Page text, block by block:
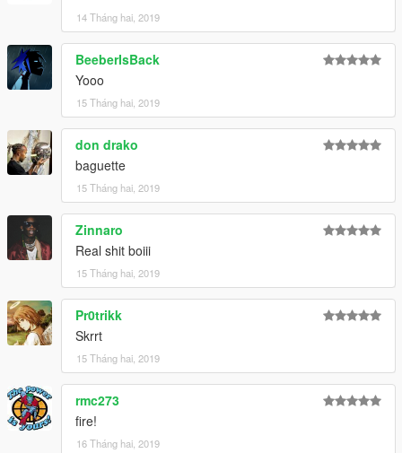
14 Tháng hai, 2019
BeeberIsBack
Yooo
15 Tháng hai, 2019
don drako
baguette
15 Tháng hai, 2019
Zinnaro
Real shit boiii
15 Tháng hai, 2019
Pr0trikk
Skrrt
15 Tháng hai, 2019
rmc273
fire!
16 Tháng hai, 2019